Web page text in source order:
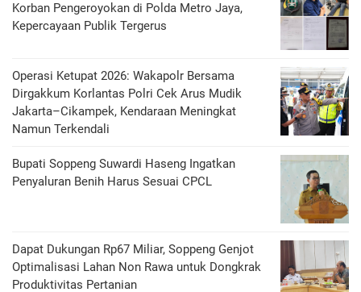
Korban Pengeroyokan di Polda Metro Jaya,
Kepercayaan Publik Tergerus
Operasi Ketupat 2026: Wakapolr Bersama
Dirgakkum Korlantas Polri Cek Arus Mudik
Jakarta–Cikampek, Kendaraan Meningkat
Namun Terkendali
Bupati Soppeng Suwardi Haseng Ingatkan
Penyaluran Benih Harus Sesuai CPCL
Dapat Dukungan Rp67 Miliar, Soppeng Genjot
Optimalisasi Lahan Non Rawa untuk Dongkrak
Produktivitas Pertanian